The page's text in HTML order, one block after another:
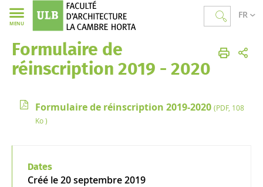
FR
MENU
Faculté d'Architecture La Cambre Horta
Formulaire de
réinscription 2019 - 2020
Formulaire de réinscription 2019-2020 (PDF, 108
Ko )
Dates
Créé le20 septembre 2019